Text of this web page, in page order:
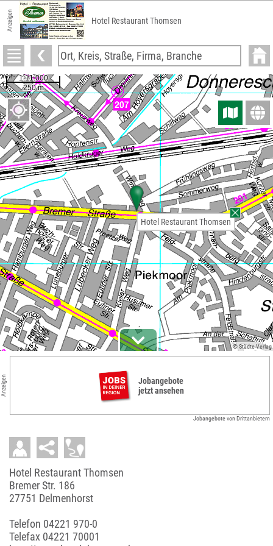
Anzeigen Hotel Restaurant Thomsen
© Städte-Verlag
Hotel Restaurant Thomsen
Anzeigen
Jobangebote
jetzt ansehen
Jobangebote von Drittanbietern
Hotel Restaurant Thomsen
Bremer Str. 186
27751 Delmenhorst
Telefon 04221 970-0
Telefax 04221 70001